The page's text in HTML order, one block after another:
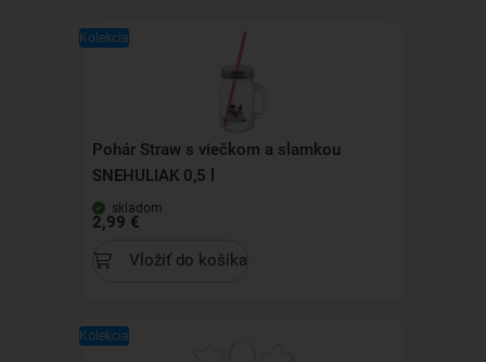
Kolekcia
Pohár Straw s viečkom a slamkou
SNEHULIAK 0,5 l
skladom
2,99 €
Vložiť do košíka
Kolekcia